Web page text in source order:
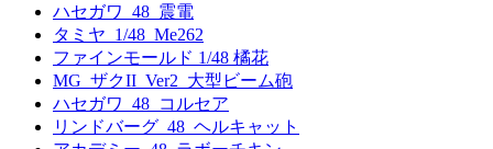
ハセガワ_48_震電
タミヤ_1/48_Me262
ファインモールド 1/48 橘花
MG_ザクII_Ver2_大型ビーム砲
ハセガワ_48_コルセア
リンドバーグ_48_ヘルキャット